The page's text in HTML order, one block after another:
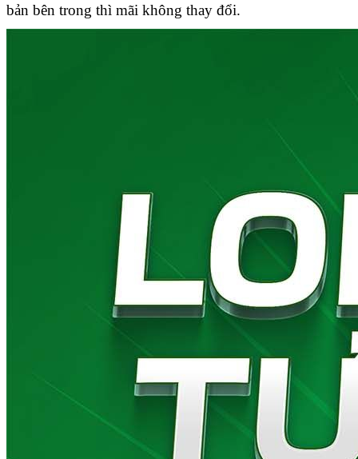
bản bên trong thì mãi không thay đổi.